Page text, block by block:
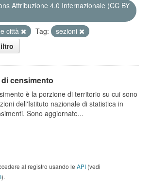
Attribuzione 4.0 Internazionale (CC BY
città Tag:
sezioni
censimento
è la porzione di territorio su cui sono
dell'Istituto nazionale di statistica in
Sono aggiornate...
al registro usando le API (vedi
).